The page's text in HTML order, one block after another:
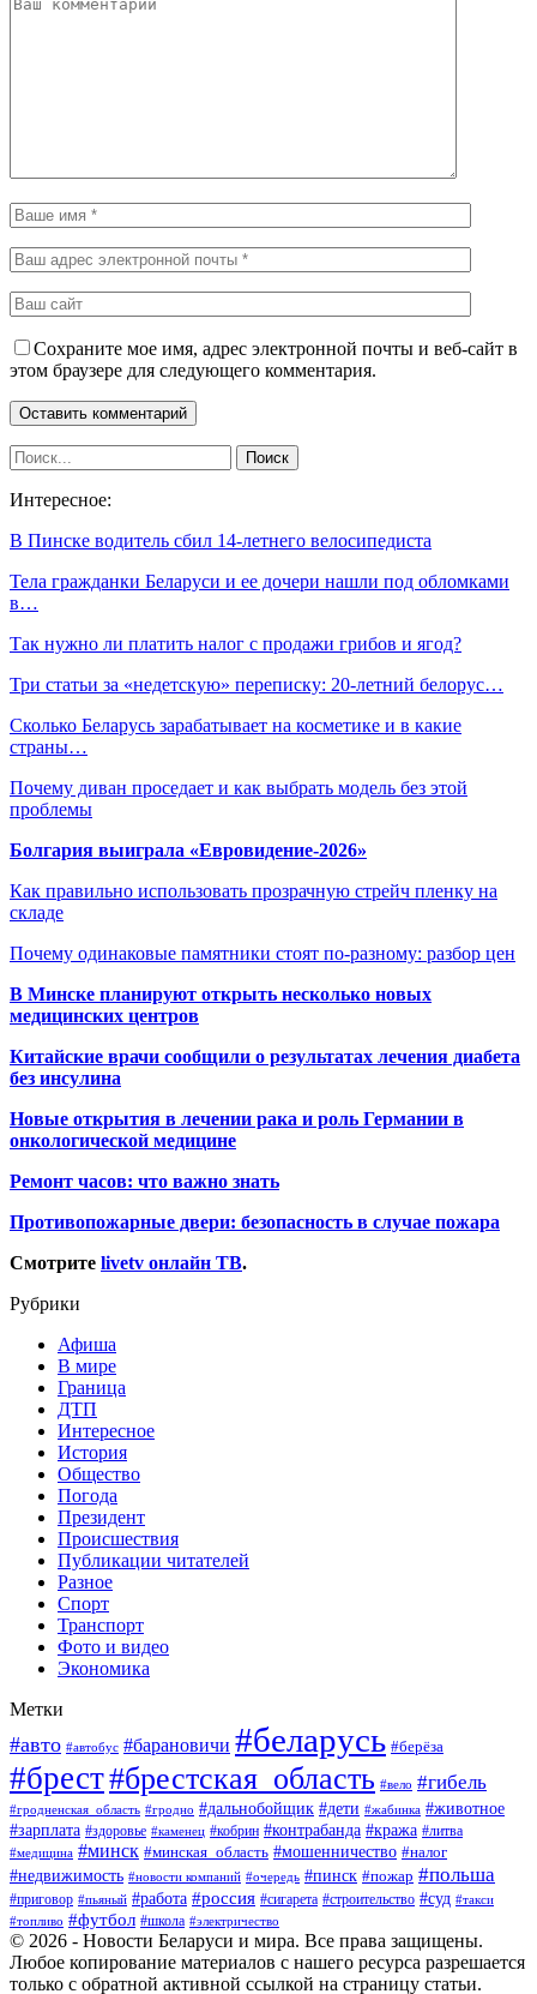
Сохраните мое имя, адрес электронной почты и веб-сайт в
этом браузере для следующего комментария.
Интересное:
В Пинске водитель сбил 14-летнего велосипедиста
Тела гражданки Беларуси и ее дочери нашли под обломками
в…
Так нужно ли платить налог с продажи грибов и ягод?
Три статьи за «недетскую» переписку: 20-летний белорус…
Сколько Беларусь зарабатывает на косметике и в какие
страны…
Почему диван проседает и как выбрать модель без этой
проблемы
Болгария выиграла «Евровидение-2026»
Как правильно использовать прозрачную стрейч пленку на
складе
Почему одинаковые памятники стоят по-разному: разбор цен
В Минске планируют открыть несколько новых
медицинских центров
Китайские врачи сообщили о результатах лечения диабета
без инсулина
Новые открытия в лечении рака и роль Германии в
онкологической медицине
Ремонт часов: что важно знать
Противопожарные двери: безопасность в случае пожара
Смотрите livetv онлайн ТВ.
Рубрики
Афиша
В мире
Граница
ДТП
Интересное
История
Общество
Погода
Президент
Происшествия
Публикации читателей
Разное
Спорт
Транспорт
Фото и видео
Экономика
Метки
#авто #автобус #барановичи #беларусь #берёза
#брест#брестская_область #вело #гибель
#гродненская_область #гродно #дальнобойщик #дети #жабинка #животное
#зарплата #здоровье #каменец #кобрин #контрабанда #кража #литва
#медицина #минск #минская_область #мошенничество #налог
#недвижимость #новости компаний #очередь #пинск #пожар #польша
#приговор #пьяный #работа #россия #сигарета #строительство #суд #такси
#топливо #футбол #школа #электричество
© 2026 - Новости Беларуси и мира. Все права защищены.
Любое копирование материалов с нашего ресурса разрешается
только с обратной активной ссылкой на страницу статьи.